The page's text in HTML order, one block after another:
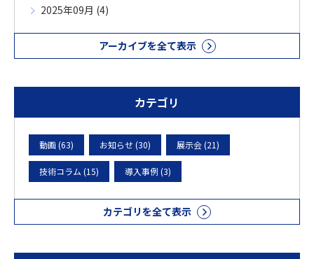
2025年09月 (4)
アーカイブを全て表示
カテゴリ
動画 (63) お知らせ (30) 展示会 (21)
技術コラム (15) 導入事例 (3)
カテゴリを全て表示